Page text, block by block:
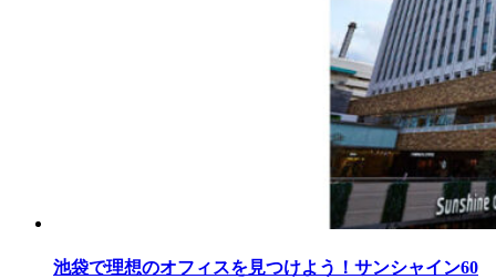
池袋で理想のオフィスを見つけよう！サンシャイン60